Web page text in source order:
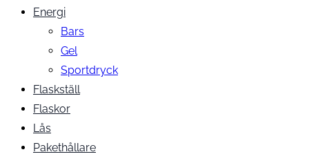
Energi
Bars
Gel
Sportdryck
Flaskställ
Flaskor
Lås
Pakethållare